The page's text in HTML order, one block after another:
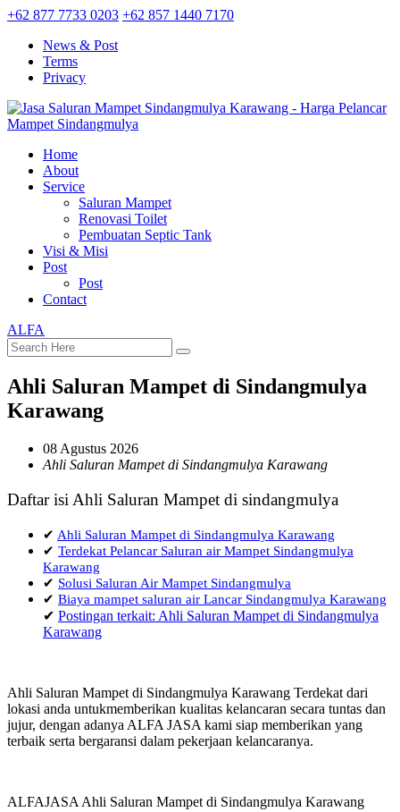
+62 877 7733 0203 +62 857 1440 7170
News & Post
Terms
Privacy
Home
About
Service
Saluran Mampet
Renovasi Toilet
Pembuatan Septic Tank
Visi & Misi
Post
Post
Contact
ALFA
Ahli Saluran Mampet di Sindangmulya
Karawang
08 Agustus 2026
Ahli Saluran Mampet di Sindangmulya Karawang
Daftar isi Ahli Saluran Mampet di sindangmulya
✔ Ahli Saluran Mampet di Sindangmulya Karawang
✔ Terdekat Pelancar Saluran air Mampet Sindangmulya
Karawang
✔ Solusi Saluran Air Mampet Sindangmulya
✔ Biaya mampet saluran air Lancar Sindangmulya Karawang
✔ Postingan terkait: Ahli Saluran Mampet di Sindangmulya
Karawang
Ahli Saluran Mampet di Sindangmulya Karawang Terdekat dari
lokasi anda untukmemberikan kualitas kelancaran secara tuntas dan
jujur, dengan adanya ALFA JASA kami siap memberikan yang
terbaik serta bergaransi dalam pekerjaan kelancaranya.
ALFAJASA Ahli Saluran Mampet di Sindangmulya Karawang